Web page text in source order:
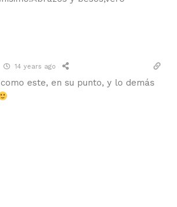
14 years ago
como este, en su punto, y lo demás